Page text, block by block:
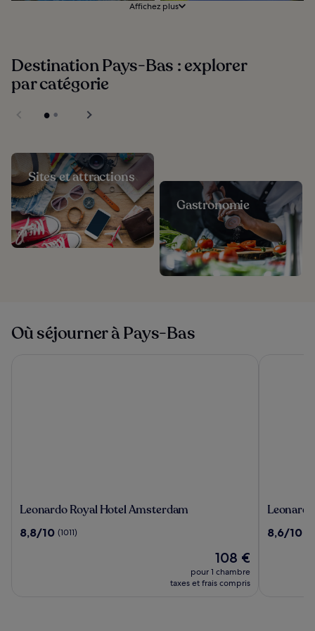
Affichez plus
Destination Pays-Bas : explorer
par catégorie
Sites et attractions
Gastronomie
Où séjourner à Pays-Bas
Leonardo
Hotel
Leonardo Royal Hotel Amsterdam
8.8
8,8/10 (1011)
Le
nouveau
prix
108 €
pour 1 chambre
taxes et frais compris
Leonardo
8.6
8,6/10